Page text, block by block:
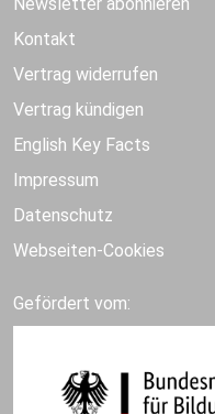
Kontakt
Vertrag widerrufen
Vertrag kündigen
English Key Facts
Impressum
Datenschutz
Webseiten-Cookies
Gefördert vom: